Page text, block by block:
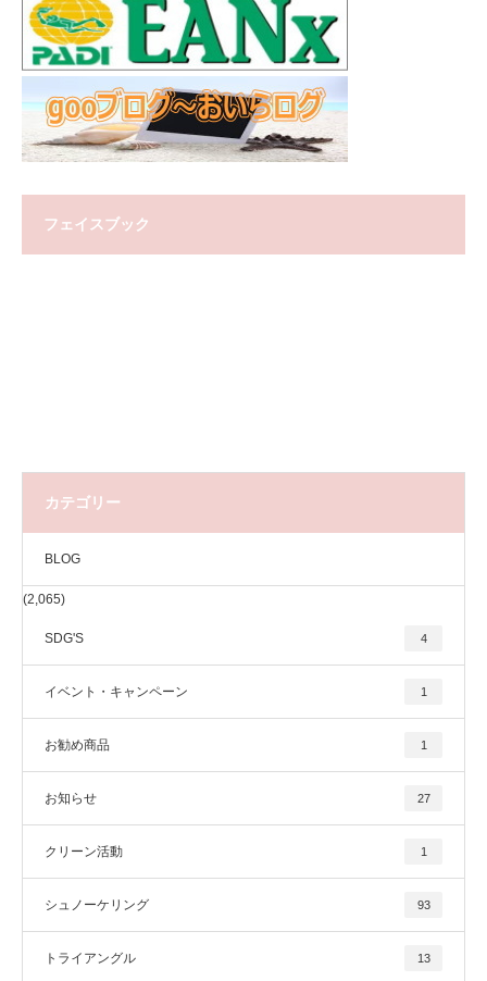
フェイスブック
カテゴリー
BLOG
(2,065)
SDG'S 4
イベント・キャンペーン 1
お勧め商品 1
お知らせ 27
クリーン活動 1
シュノーケリング 93
トライアングル 13